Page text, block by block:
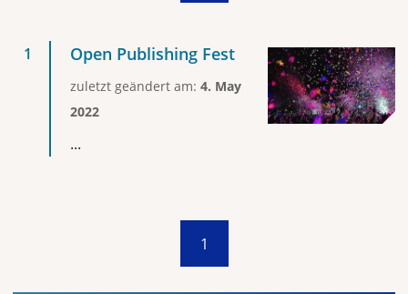
Open Publishing Fest
zuletzt geändert am: 4. May
2022
...
1